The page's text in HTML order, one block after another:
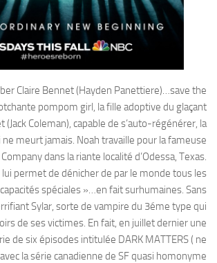
Claire Bennet (Hayden Panettiere)…save the
pompom girl, la fille adoptive du glaçant
(Jack Coleman), capable de s’auto-régénérer, la
ne meurt jamais. Noah travaille pour la fameuse
dans la riante localité d’Odessa, Texas.
permet de dénicher de par le monde tous les
spéciales »…en fait surhumaines. Sans
Sylar, sorte de vampire du 3éme type qui
de ses victimes. En fait, en juillet dernier une
de six épisodes intitulée DARK MATTERS ( ne
la série canadienne de SF quasi homonyme